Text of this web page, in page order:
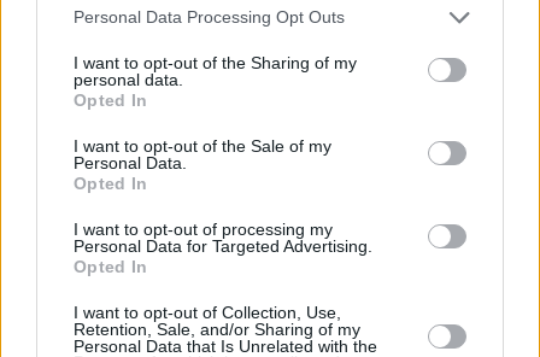
negar su consentimiento. Tenga en cuenta que algún
de su consentimiento, pero usted tiene el derecho de
rechazar tal procesamiento. Sus preferencias se aplicarán
cualquier momento entrando de nuevo en este sitio web o
visitando nuestra política de privacidad.
Personal Data Processing Opt Outs
I want to opt-out of the Sharing of my
personal data.
Opted In
I want to opt-out of the Sale of my
Personal Data.
Opted In
I want to opt-out of processing my
Personal Data for Targeted Advertising.
Opted In
I want to opt-out of Collection, Use,
Retention, Sale, and/or Sharing of my
Personal Data that Is Unrelated with the